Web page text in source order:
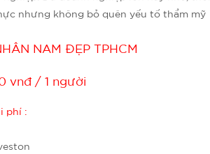
nhưng không bỏ quên yếu tố thẩm mỹ
NAM ĐẸP TPHCM
vnđ / 1 người
phí :